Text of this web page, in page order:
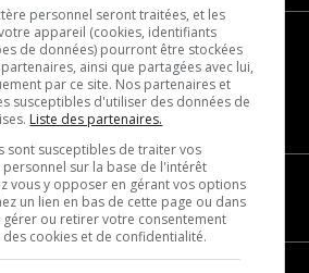
personnel seront traitées, et les
appareil (cookies, identifiants
de données) pourront être stockées
ainsi que partagées avec lui,
par ce site. Nos partenaires et
susceptibles d'utiliser des données de
Liste des partenaires.
sont susceptibles de traiter vos
sur la base de l'intérêt
vous y opposer en gérant vos options
un lien en bas de cette page ou dans
ou retirer votre consentement
cookies et de confidentialité.